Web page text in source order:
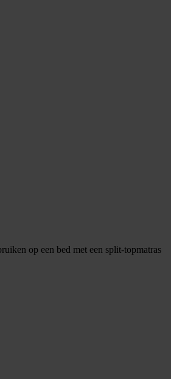
op een bed met een split-topmatras